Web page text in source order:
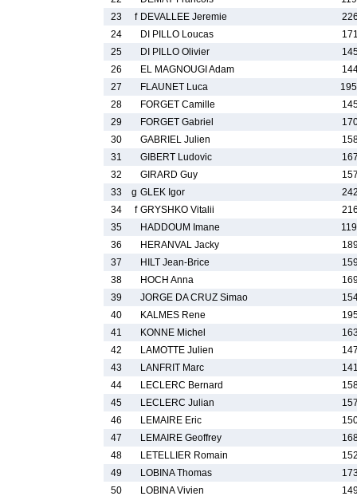
23
f DEVALLEE Jeremie
24
DI PILLO Loucas
25
DI PILLO Olivier
26
EL MAGNOUGI Adam
27
FLAUNET Luca
28
FORGET Camille
29
FORGET Gabriel
30
GABRIEL Julien
31
GIBERT Ludovic
32
GIRARD Guy
33
g GLEK Igor
34
f GRYSHKO Vitalii
35
HADDOUM Imane
36
HERANVAL Jacky
37
HILT Jean-Brice
38
HOCH Anna
39
JORGE DA CRUZ Simao
40
KALMES Rene
41
KONNE Michel
42
LAMOTTE Julien
43
LANFRIT Marc
44
LECLERC Bernard
45
LECLERC Julian
46
LEMAIRE Eric
47
LEMAIRE Geoffrey
48
LETELLIER Romain
49
LOBINA Thomas
50
LOBINA Vivien